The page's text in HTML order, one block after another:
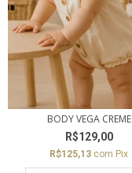
BODY VEGA CREME
R$129,00
R$125,13 com Pix